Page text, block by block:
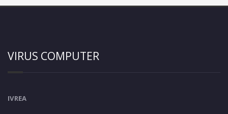
VIRUS COMPUTER
IVREA